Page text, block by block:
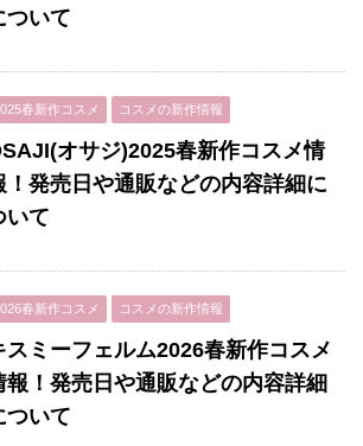
ついて
春新作コスメ コスメの新作情報
オサジ)2025春新作コスメ情
！発売日や通販などの内容詳細に
いて
春新作コスメ コスメの新作情報
スミーフェルム2026春新作コスメ
報！発売日や通販などの内容詳細
ついて